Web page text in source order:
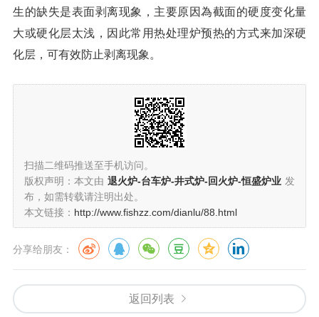
生的缺失是表面剥离现象，主要原因為截面的硬度变化量
大或硬化层太浅，因此常用热处理炉预热的方式来加深硬
化层，可有效防止剥离现象。
扫描二维码推送至手机访问。
版权声明：本文由 退火炉-台车炉-井式炉-回火炉-恒盛炉业 发
布，如需转载请注明出处。
本文链接： http://www.fishzz.com/dianlu/88.html
分享给朋友：
返回列表